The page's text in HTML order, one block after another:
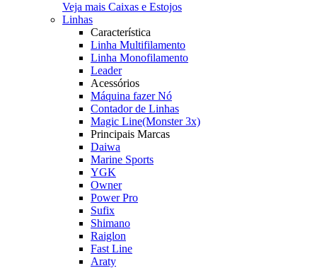
Veja mais Caixas e Estojos
Linhas
Característica
Linha Multifilamento
Linha Monofilamento
Leader
Acessórios
Máquina fazer Nó
Contador de Linhas
Magic Line(Monster 3x)
Principais Marcas
Daiwa
Marine Sports
YGK
Owner
Power Pro
Sufix
Shimano
Raiglon
Fast Line
Araty